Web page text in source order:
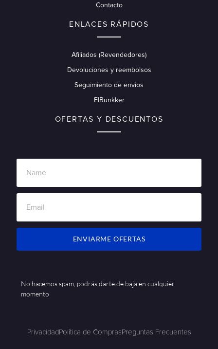
Contacto
ENLACES RÁPIDOS
Afiliados (Revendedores)
Devoluciones y reembolsos
Seguimiento de envios
ElBunkker
OFERTAS Y DESCUENTOS
ENVIARME OFERTAS
No hacemos spam, podrás darte de baja en cualquier
momento
PrivacidadPolítica de ComprasPreguntas Frecuentes